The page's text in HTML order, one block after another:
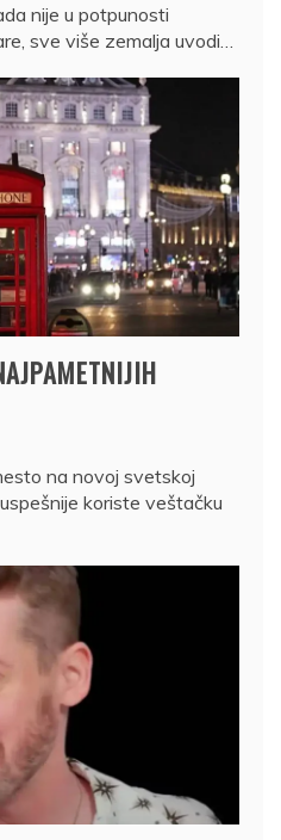
nije u potpunosti
sve više zemalja uvodi…
na novoj svetskoj
koriste veštačku